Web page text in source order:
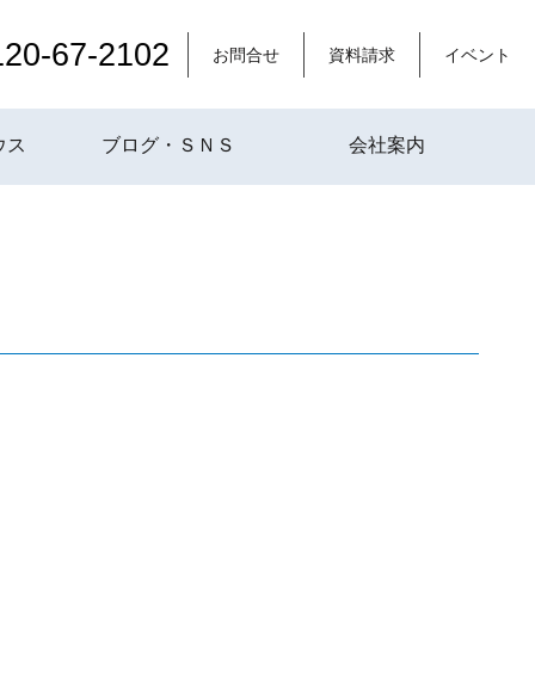
67-2102 お問合せ 資料請求 イベント
ス ブログ・ＳＮＳ 会社案内